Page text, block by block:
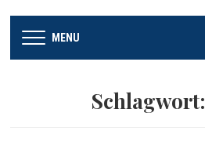
MENU
Schlagwort: